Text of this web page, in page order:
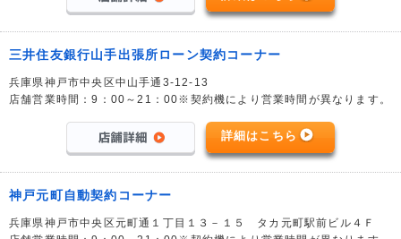
三井住友銀行山手出張所ローン契約コーナー
兵庫県神戸市中央区中山手通3-12-13
店舗営業時間：9：00～21：00※契約機により営業時間が異なります。
詳細はこちら
神戸元町自動契約コーナー
兵庫県神戸市中央区元町通１丁目１３－１５ タカ元町駅前ビル４Ｆ